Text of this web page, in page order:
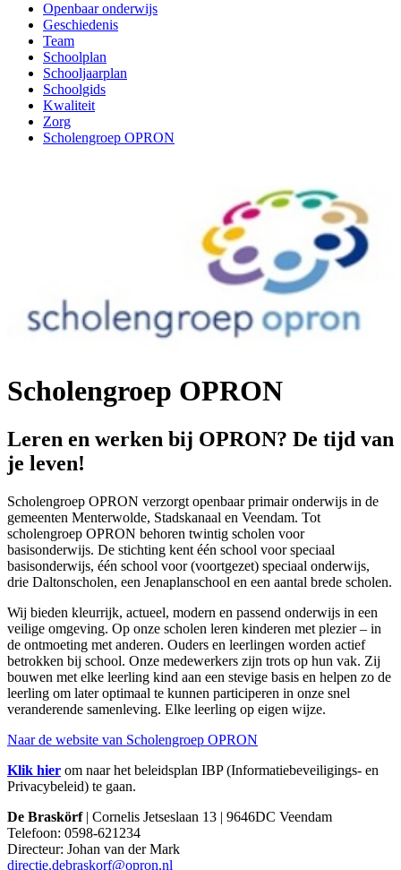
Openbaar onderwijs
Geschiedenis
Team
Schoolplan
Schooljaarplan
Schoolgids
Kwaliteit
Zorg
Scholengroep OPRON
Scholengroep OPRON
Leren en werken bij OPRON? De tijd van
je leven!
Scholengroep OPRON verzorgt openbaar primair onderwijs in de
gemeenten Menterwolde, Stadskanaal en Veendam. Tot
scholengroep OPRON behoren twintig scholen voor
basisonderwijs. De stichting kent één school voor speciaal
basisonderwijs, één school voor (voortgezet) speciaal onderwijs,
drie Daltonscholen, een Jenaplanschool en een aantal brede scholen.
Wij bieden kleurrijk, actueel, modern en passend onderwijs in een
veilige omgeving. Op onze scholen leren kinderen met plezier – in
de ontmoeting met anderen. Ouders en leerlingen worden actief
betrokken bij school. Onze medewerkers zijn trots op hun vak. Zij
bouwen met elke leerling kind aan een stevige basis en helpen zo de
leerling om later optimaal te kunnen participeren in onze snel
veranderende samenleving. Elke leerling op eigen wijze.
Naar de website van Scholengroep OPRON
Klik hier om naar het beleidsplan IBP (Informatiebeveiligings- en
Privacybeleid) te gaan.
De Braskörf| Cornelis Jetseslaan 13 | 9646DC Veendam
Telefoon: 0598-621234
Directeur: Johan van der Mark
directie.debraskorf@opron.nl